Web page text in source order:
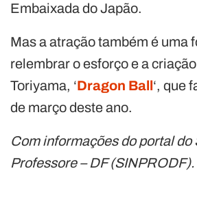
Embaixada do Japão.
Mas a atração também é uma
relembrar o esforço e a
Toriyama, ‘Dragon Ball‘, que
de março deste ano.
Com informações do portal do
Professore – DF (SINPRODF).